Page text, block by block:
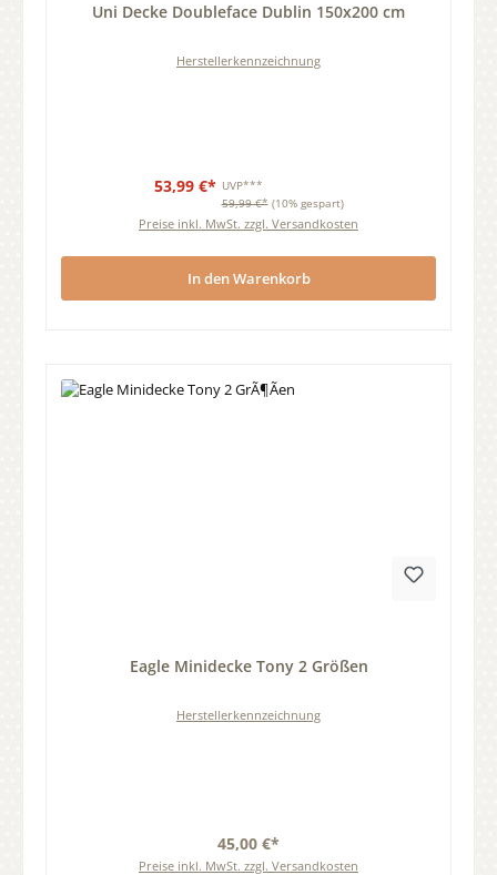
Uni Decke Doubleface Dublin 150x200 cm
Herstellerkennzeichnung
53,99 €* UVP***
59,99 €* (10% gespart)
Preise inkl. MwSt. zzgl. Versandkosten
In den Warenkorb
Eagle Minidecke Tony 2 Größen
Herstellerkennzeichnung
45,00 €*
Preise inkl. MwSt. zzgl. Versandkosten